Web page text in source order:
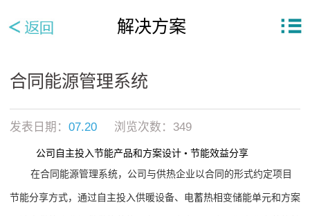
解决方案
合同能源管理系统
发表日期： 07.20 浏览次数： 349
公司自主投入节能产品和方案设计 • 节能效益分享
在合同能源管理系统，公司与供热企业以合同的形式约定项目
节能分享方式，通过自主投入供暖设备、电蓄热相变储能单元和方案